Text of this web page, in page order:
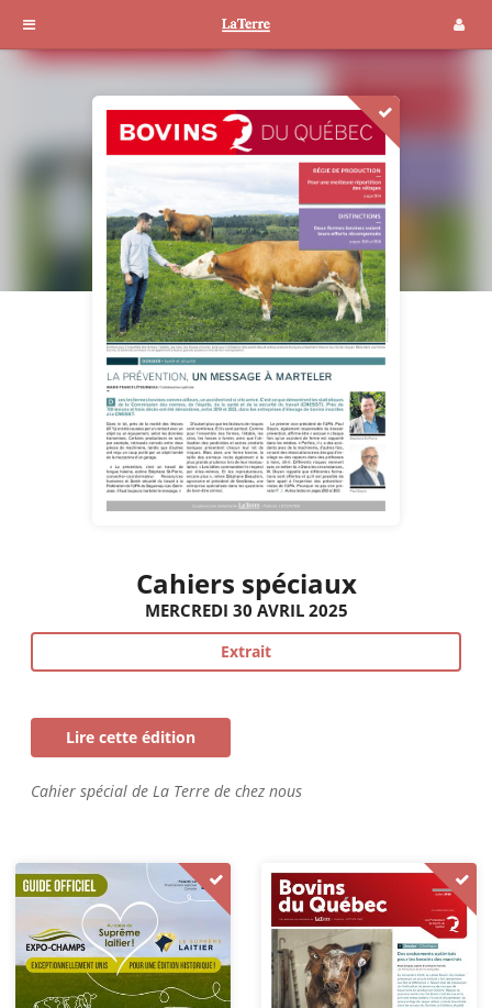
Cahiers spéciaux
MERCREDI 30 AVRIL 2025
Extrait
Lire cette édition
Cahier spécial de La Terre de chez nous